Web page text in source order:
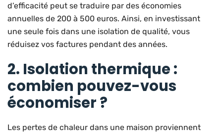
d’efficacité peut se traduire par des économies
annuelles de 200 à 500 euros. Ainsi, en investissant
une seule fois dans une isolation de qualité, vous
réduisez vos factures pendant des années.
2. Isolation thermique :
combien pouvez-vous
économiser ?
Les pertes de chaleur dans une maison proviennent